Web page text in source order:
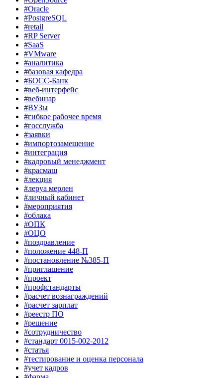
#Oracle
#PostgreSQL
#retail
#RP Server
#SaaS
#VMware
#аналитика
#базовая кафедра
#БОСС-Банк
#веб-интерфейс
#вебинар
#ВУЗы
#гибкое рабочее время
#госслужба
#заявки
#импортозамещение
#интеграция
#кадровый менеджмент
#красмаш
#лекция
#леруа мерлен
#личный кабинет
#мероприятия
#облака
#ОПК
#ОЦО
#поздравление
#положение 448-П
#постановление №385-П
#приглашение
#проект
#профстандарты
#расчет вознаграждений
#расчет зарплат
#реестр ПО
#решение
#сотрудничество
#стандарт 0015-002-2012
#статья
#тестирование и оценка персонала
#учет кадров